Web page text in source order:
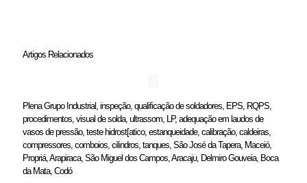
Artigos Relacionados
Plena Grupo Industrial, inspeção, qualificação de soldadores, EPS, RQPS,
procedimentos, visual de solda, ultrassom, LP, adequação em laudos de
vasos de pressão, teste hidrost[atico, estanqueidade, calibração, caldeiras,
compressores, comboios, cilindros, tanques, São José da Tapera, Maceió,
Propriá, Arapiraca, São Miguel dos Campos, Aracaju, Delmiro Gouveia, Boca
da Mata, Codó